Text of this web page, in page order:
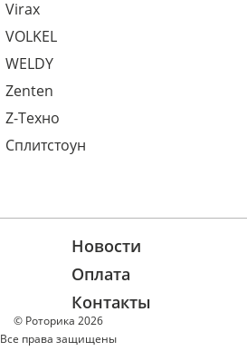
Virax
VOLKEL
WELDY
Zenten
Z-Техно
Сплитстоун
© Роторика 2026
Все права защищены
Новости
Оплата
Контакты